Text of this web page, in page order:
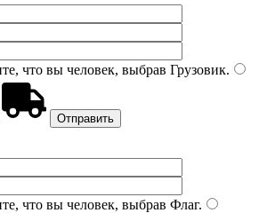
что вы человек, выбрав Грузовик.
что вы человек, выбрав Флаг.